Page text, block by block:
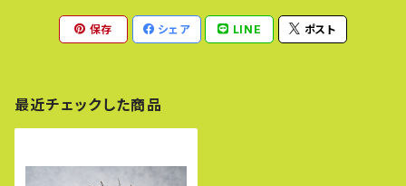
保存 シェア LINE ポスト
最近チェックした商品